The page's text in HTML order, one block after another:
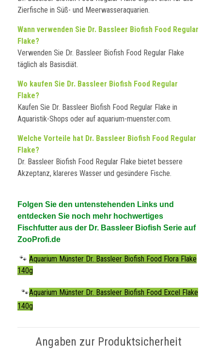
Zierfische in Süß- und Meerwasseraquarien.
Wann verwenden Sie Dr. Bassleer Biofish Food Regular
Flake?
Verwenden Sie Dr. Bassleer Biofish Food Regular Flake
täglich als Basisdiät.
Wo kaufen Sie Dr. Bassleer Biofish Food Regular
Flake?
Kaufen Sie Dr. Bassleer Biofish Food Regular Flake in
Aquaristik-Shops oder auf aquarium-muenster.com.
Welche Vorteile hat Dr. Bassleer Biofish Food Regular
Flake?
Dr. Bassleer Biofish Food Regular Flake bietet bessere
Akzeptanz, klareres Wasser und gesündere Fische.
Folgen Sie den untenstehenden Links und
entdecken Sie noch mehr hochwertiges
Fischfutter aus der Dr. Bassleer Biofish Serie auf
ZooProfi.de
🐾 Aquarium Münster Dr. Bassleer Biofish Food Flora Flake
140g
🐾Aquarium Münster Dr. Bassleer Biofish Food Excel Flake
140g
Angaben zur Produktsicherheit